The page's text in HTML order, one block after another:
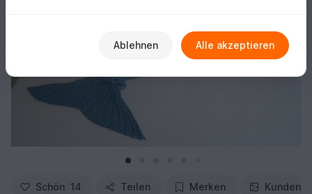
Schön 14 Teilen Merken
Ablehnen Alle akzeptieren